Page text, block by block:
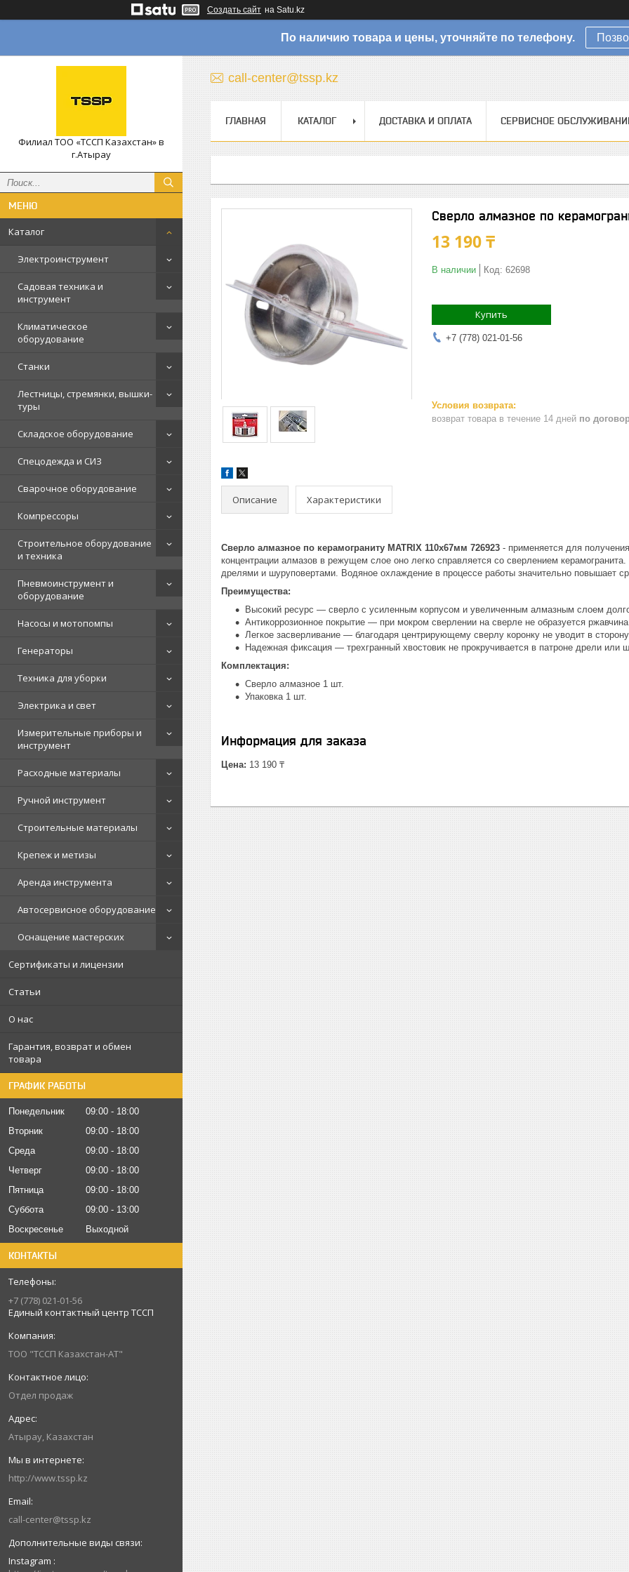
Создать сайт на Satu.kz
По наличию товара и цены, уточняйте по телефону.
Филиал ТОО «ТССП Казахстан» в
г.Атырау
Каталог
Электроинструмент
Садовая техника и
инструмент
Климатическое
оборудование
Станки
Лестницы, стремянки, вышки-
туры
Складское оборудование
Спецодежда и СИЗ
Сварочное оборудование
Компрессоры
Строительное оборудование
и техника
Пневмоинструмент и
оборудование
Насосы и мотопомпы
Генераторы
Техника для уборки
Электрика и свет
Измерительные приборы и
инструмент
Расходные материалы
Ручной инструмент
Строительные материалы
Крепеж и метизы
Аренда инструмента
Автосервисное оборудование
Оснащение мастерских
Сертификаты и лицензии
Статьи
О нас
Гарантия, возврат и обмен
товара
ГРАФИК РАБОТЫ
Понедельник 09:00
18:00
Вторник
09:00
18:00
Среда
09:00
18:00
Четверг
09:00
18:00
Пятница
09:00
18:00
Суббота
09:00
13:00
Воскресенье
Выходной
КОНТАКТЫ
+7 (778) 021-01-56
Единый контактный центр ТССП
ТОО "ТССП Казахстан-АТ"
Отдел продаж
Атырау, Казахстан
http://www.tssp.kz
call-center@tssp.kz
Instagram
call-center@tssp.kz
ГЛАВНАЯ КАТАЛОГ ДОСТАВКА И ОПЛАТА СЕРВИСНОЕ
Сверло алмазное по
13 190 ₸
В наличии Код: 62698
Купить
+7 (778) 021-01-56
возврат товара в течение 14 дней по
Описание Характеристики
Сверло алмазное по керамограниту MATRIX 110х67мм 726923 - применяется для
концентрации алмазов в режущем слое оно легко справляется со сверлением
дрелями и шуруповертами. Водяное охлаждение в процессе работы значительно повышает
Преимущества:
Высокий ресурс — сверло с усиленным корпусом и увеличенным алмазным слоем
Антикоррозионное покрытие — при мокром сверлении на сверле не образуется ржавчина
Легкое засверливание — благодаря центрирующему сверлу коронку не уводит в сторону
Надежная фиксация — трехгранный хвостовик не прокручивается в патроне дрели или
Комплектация:
Сверло алмазное 1 шт.
Упаковка 1 шт.
Информация для заказа
Цена: 13 190 ₸